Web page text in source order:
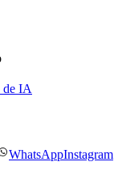
de IA
WhatsAppInstagram